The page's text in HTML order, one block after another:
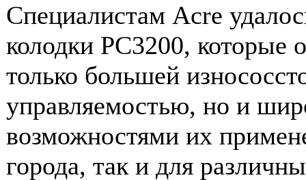
Специалистам Acre
колодки PC3200, которые
только большей
управляемостью, но и
возможностями их
города, так и для